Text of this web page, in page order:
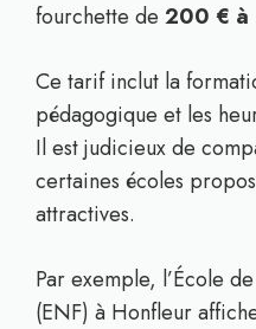
fourchette de 200 € à
Ce tarif inclut la
pédagogique et les
Il est judicieux de
certaines écoles
attractives.
Par exemple, l’École
(ENF) à Honfleur